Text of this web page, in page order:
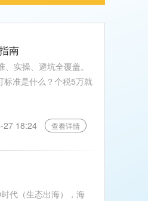
南
实操、避坑全覆盖。
标准是什么？个税5万就
27 18:24 查看详情
代（生态出海），海